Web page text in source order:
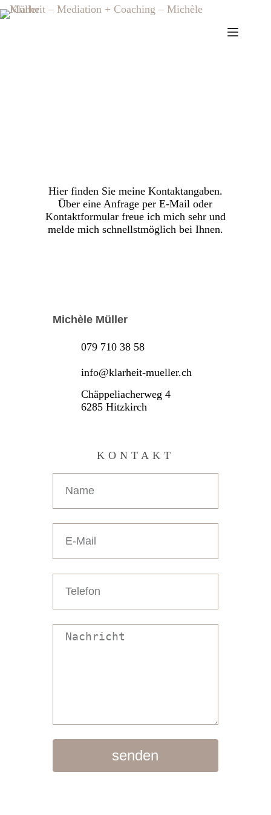
Hier finden Sie meine Kontaktangaben.
Über eine Anfrage per E-Mail oder
Kontaktformular freue ich mich sehr und
melde mich schnellstmöglich bei Ihnen.
Michèle Müller
079 710 38 58
info@klarheit-mueller.ch
Chäppeliacherweg 4
6285 Hitzkirch
KONTAKT
senden